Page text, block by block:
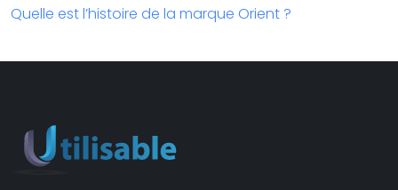
Quelle est l’histoire de la marque Orient ?